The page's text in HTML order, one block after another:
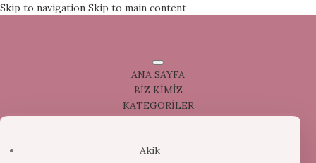
Skip to navigation Skip to main content
ANA SAYFA
BİZ KİMİZ
KATEGORİLER
Akik